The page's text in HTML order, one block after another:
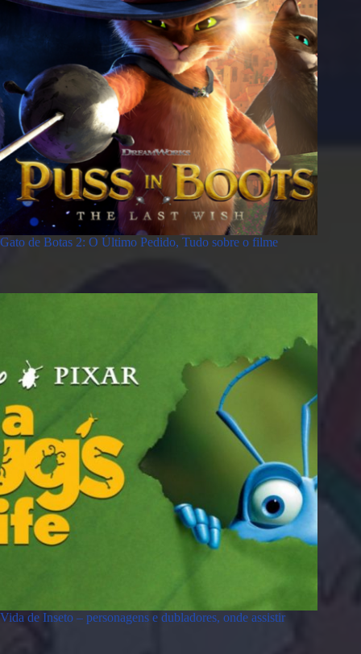
Gato de Botas 2: O Último Pedido, Tudo sobre o filme
Vida de Inseto – personagens e dubladores, onde assistir